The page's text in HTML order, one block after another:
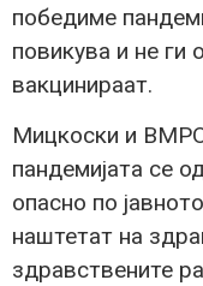
победиме
повикува и не ги
вакцинираат.
Мицкоски и
пандемијата се
опасно по
наштетат на
здравствените